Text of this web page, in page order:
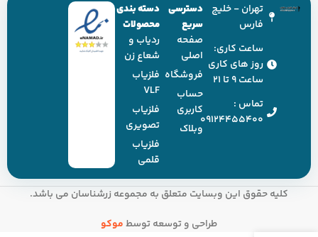
تهران - خلیج
فارس
ساعت کاری:
روز های کاری
ساعت ۹ تا ۲۱
تماس :
09124455400
دسترسی
سریع
صفحه
اصلی
فروشگاه
حساب
کاربری
وبلاک
دسته بندی
محصولات
ردیاب و
شعاع زن
فلزیاب
VLF
فلزیاب
تصویری
فلزیاب
قلمی
کلیه حقوق این وبسایت متعلق به مجموعه زرشناسان می باشد.
طراحی و توسعه توسطموکو